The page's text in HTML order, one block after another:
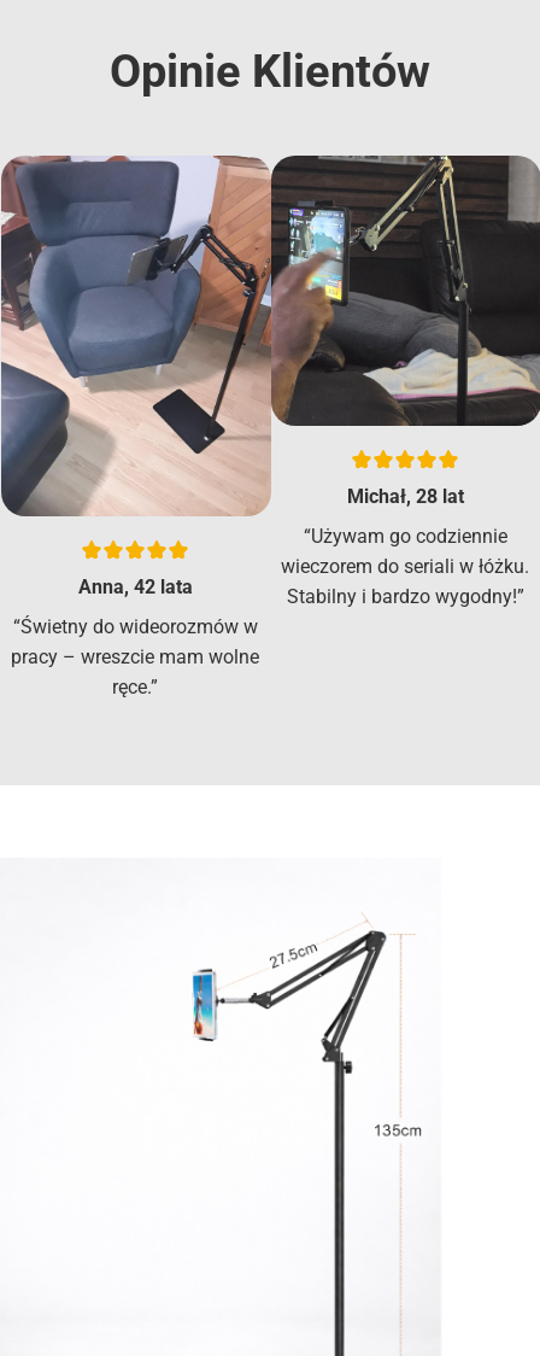
Opinie Klientów
Anna, 42 lata
“Świetny do wideorozmów w
pracy – wreszcie mam wolne
ręce.”
Michał, 28 lat
“Używam go codziennie
wieczorem do seriali w łóżku.
Stabilny i bardzo wygodny!”